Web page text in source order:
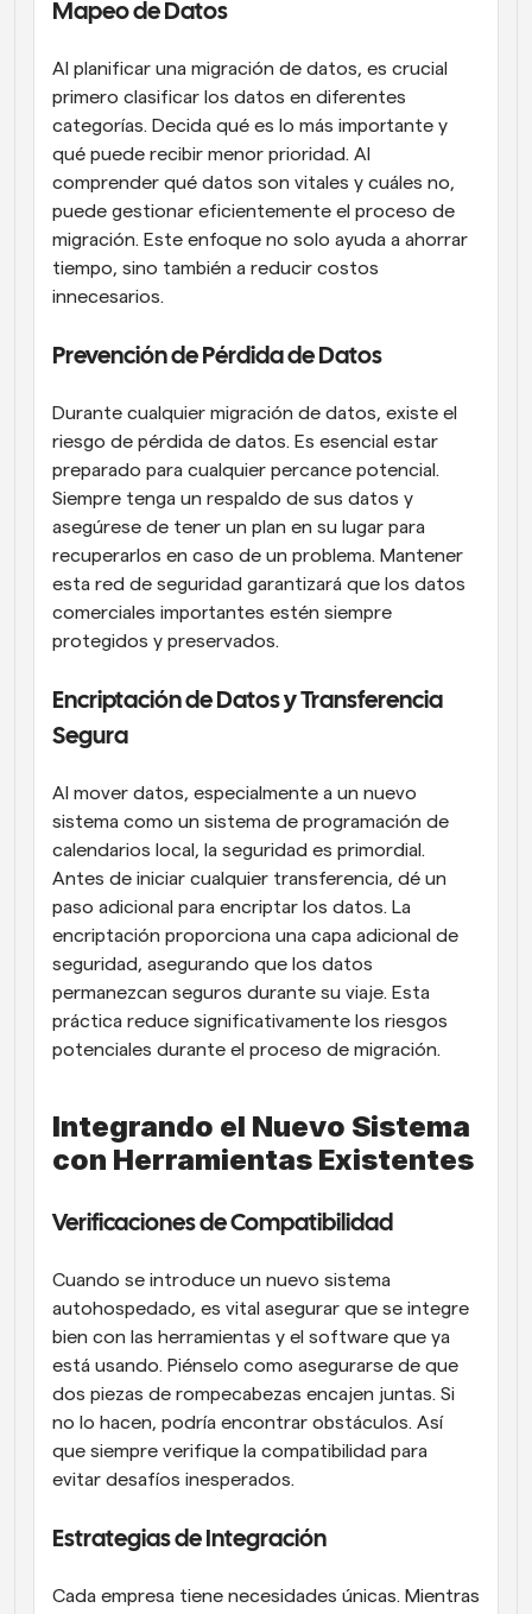
Mapeo de Datos
Al planificar una migración de datos, es crucial
primero clasificar los datos en diferentes
categorías. Decida qué es lo más importante y
qué puede recibir menor prioridad. Al
comprender qué datos son vitales y cuáles no,
puede gestionar eficientemente el proceso de
migración. Este enfoque no solo ayuda a ahorrar
tiempo, sino también a reducir costos
innecesarios.
Prevención de Pérdida de Datos
Durante cualquier migración de datos, existe el
riesgo de pérdida de datos. Es esencial estar
preparado para cualquier percance potencial.
Siempre tenga un respaldo de sus datos y
asegúrese de tener un plan en su lugar para
recuperarlos en caso de un problema. Mantener
esta red de seguridad garantizará que los datos
comerciales importantes estén siempre
protegidos y preservados.
Encriptación de Datos y Transferencia
Segura
Al mover datos, especialmente a un nuevo
sistema como un sistema de programación de
calendarios local, la seguridad es primordial.
Antes de iniciar cualquier transferencia, dé un
paso adicional para encriptar los datos. La
encriptación proporciona una capa adicional de
seguridad, asegurando que los datos
permanezcan seguros durante su viaje. Esta
práctica reduce significativamente los riesgos
potenciales durante el proceso de migración.
Integrando el Nuevo Sistema
con Herramientas Existentes
Verificaciones de Compatibilidad
Cuando se introduce un nuevo sistema
autohospedado, es vital asegurar que se integre
bien con las herramientas y el software que ya
está usando. Piénselo como asegurarse de que
dos piezas de rompecabezas encajen juntas. Si
no lo hacen, podría encontrar obstáculos. Así
que siempre verifique la compatibilidad para
evitar desafíos inesperados.
Estrategias de Integración
Cada empresa tiene necesidades únicas. Mientras